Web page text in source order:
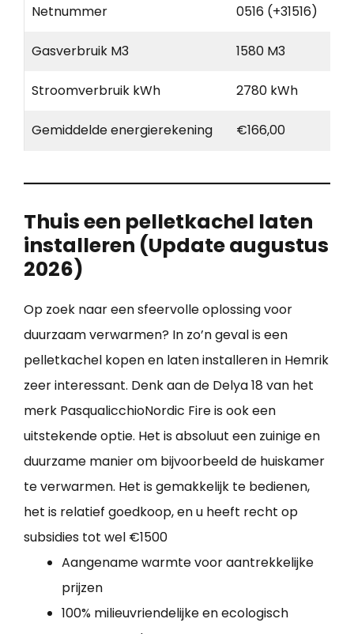
Netnummer 0516 (+31516)
Gasverbruik M3 1580 M3
Stroomverbruik kWh 2780 kWh
Gemiddelde energierekening €166,00
Thuis een pelletkachel laten
installeren (Update augustus
2026)
Op zoek naar een sfeervolle oplossing voor
duurzaam verwarmen? In zo’n geval is een
pelletkachel kopen en laten installeren in Hemrik
zeer interessant. Denk aan de Delya 18 van het
merk PasqualicchioNordic Fire is ook een
uitstekende optie. Het is absoluut een zuinige en
duurzame manier om bijvoorbeeld de huiskamer
te verwarmen. Het is gemakkelijk te bedienen,
het is relatief goedkoop, en u heeft recht op
subsidies tot wel €1500
Aangename warmte voor aantrekkelijke
prijzen
100% milieuvriendelijke en ecologisch